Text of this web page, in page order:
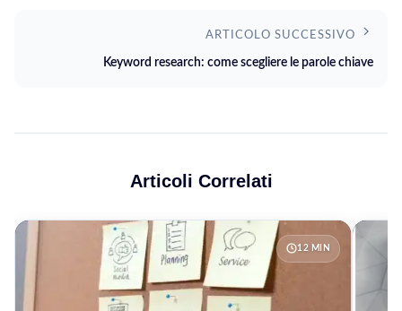
ARTICOLO SUCCESSIVO
Keyword research: come scegliere le parole chiave
Articoli Correlati
12 MIN